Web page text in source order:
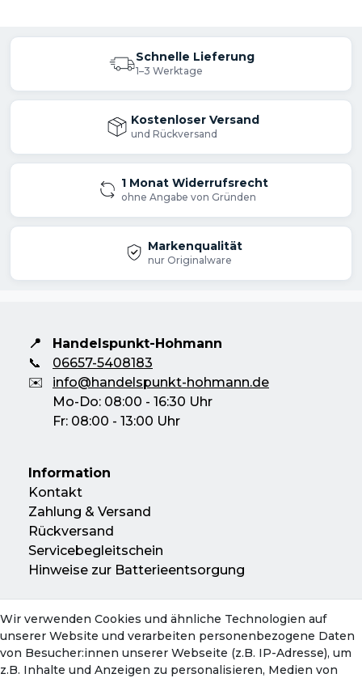
Schnelle Lieferung
1–3 Werktage
Kostenloser Versand
und Rückversand
1 Monat Widerrufsrecht
ohne Angabe von Gründen
Markenqualität
nur Originalware
📍
Handelspunkt-Hohmann
📞
06657-5408183
✉️
info@handelspunkt-hohmann.de
Mo-Do: 08:00 - 16:30 Uhr
Fr: 08:00 - 13:00 Uhr
Information
Kontakt
Zahlung & Versand
Rückversand
Servicebegleitschein
Hinweise zur Batterieentsorgung
Konto
Mein Konto
Warenkorb
Wir verwenden Cookies und ähnliche Technologien auf
unserer Website und verarbeiten personenbezogene Daten
von Besucher:innen unserer Webseite (z.B. IP-Adresse), um
z.B. Inhalte und Anzeigen zu personalisieren, Medien von